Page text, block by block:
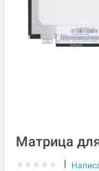
Матрица
★ ★ ★ ★ ★ |